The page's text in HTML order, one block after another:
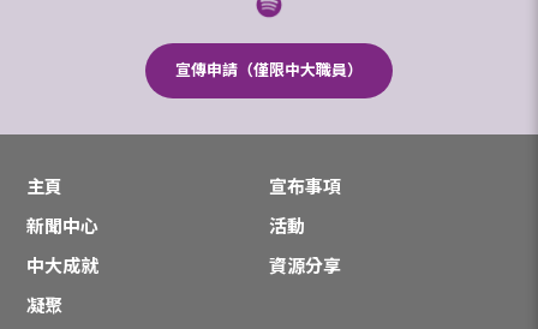
宣傳申請（僅限中大職員）
主頁
宣布事項
新聞中心
活動
中大成就
資源分享
凝聚